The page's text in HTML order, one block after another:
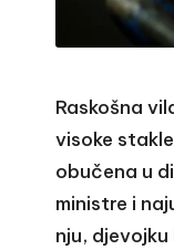
Raskošna
visoke
obučena u
ministre i
nju,